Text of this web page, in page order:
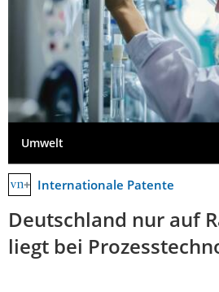
Umwelt
Internationale Patente
Deutschland nur auf
liegt bei